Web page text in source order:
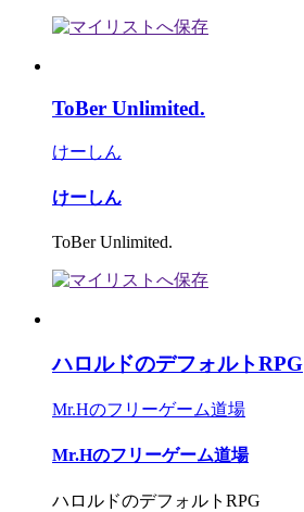
ToBer Unlimited.
けーしん
けーしん
ToBer Unlimited.
ハロルドのデフォルトRPG
Mr.Hのフリーゲーム道場
Mr.Hのフリーゲーム道場
ハロルドのデフォルトRPG